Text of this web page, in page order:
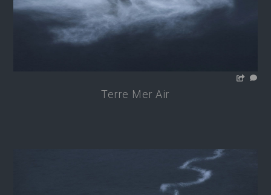
Terre Mer Air